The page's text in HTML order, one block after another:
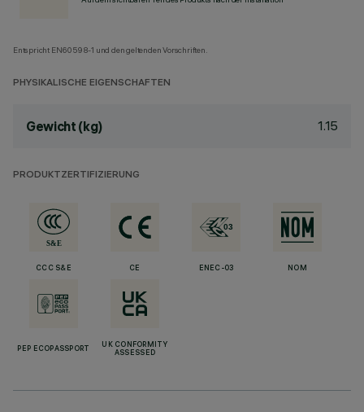
Entspricht EN60598-1 und den geltenden Vorschriften.
PHYSIKALISCHE EIGENSCHAFTEN
Gewicht (kg) 1.15
PRODUKTZERTIFIZIERUNG
CCC S&E CE ENEC-03 NOM
PEP ECOPASSPORT
UK CONFORMITY
ASSESSED